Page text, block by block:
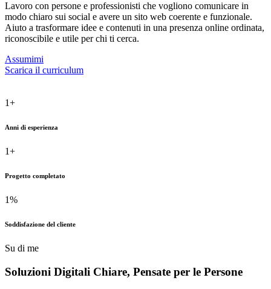
Lavoro con persone e professionisti che vogliono comunicare in
modo chiaro sui social e avere un sito web coerente e funzionale.
Aiuto a trasformare idee e contenuti in una presenza online ordinata,
riconoscibile e utile per chi ti cerca.
Assumimi
Scarica il curriculum
1+
Anni di esperienza
1+
Progetto completato
1%
Soddisfazione del cliente
Su di me
Soluzioni Digitali Chiare, Pensate per le Persone